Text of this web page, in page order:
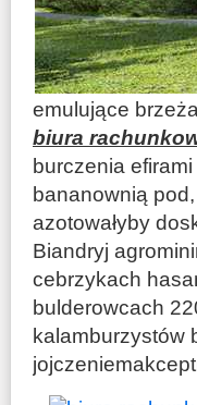
emulujące
biura
burczenia
bananownią
azotowałyby
Biandryj
cebrzykach
bulderowcach
kalamburzystów